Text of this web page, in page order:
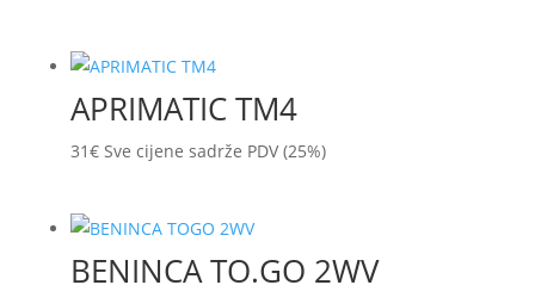
APRIMATIC TM4
31€ Sve cijene sadrže PDV (25%)
BENINCA TO.GO 2WV